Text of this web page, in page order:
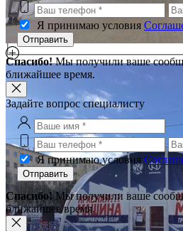
Я принимаю условия
Отправить
Спасибо!Мы получили ваше
ближайшее время.
Задайте вопрос специалисту
Я принимаю условия
Отправить
Спасибо!Мы получили ваше
ближайшее время.